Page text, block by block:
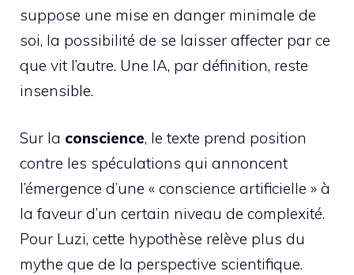
suppose une mise en danger minimale de
soi, la possibilité de se laisser affecter par ce
que vit l’autre. Une IA, par définition, reste
insensible.
Sur la conscience, le texte prend position
contre les spéculations qui annoncent
l’émergence d’une « conscience artificielle » à
la faveur d’un certain niveau de complexité.
Pour Luzi, cette hypothèse relève plus du
mythe que de la perspective scientifique.